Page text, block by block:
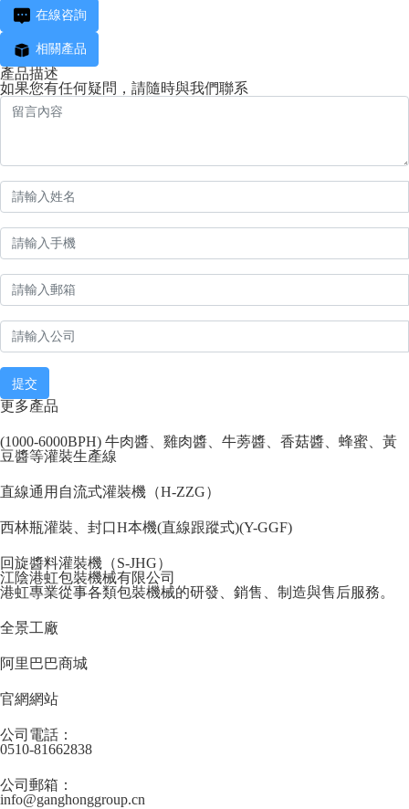
在線咨詢
相關產品
產品描述
如果您有任何疑問，請隨時與我們聯系
提交
更多產品
(1000-6000BPH) 牛肉醬、雞肉醬、牛蒡醬、香菇醬、蜂蜜、黃
豆醬等灌裝生產線
直線通用自流式灌裝機（H-ZZG）
西林瓶灌裝、封口H本機(直線跟蹤式)(Y-GGF)
回旋醬料灌裝機（S-JHG）
江陰港虹包裝機械有限公司
港虹專業從事各類包裝機械的研發、銷售、制造與售后服務。
全景工廠
阿里巴巴商城
官網網站
公司電話：
0510-81662838
公司郵箱：
info@ganghonggroup.cn